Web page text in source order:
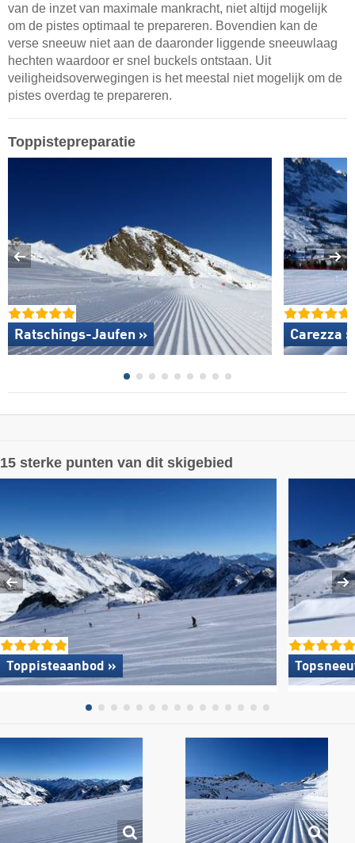
van de inzet van maximale mankracht, niet altijd mogelijk
om de pistes optimaal te prepareren. Bovendien kan de
verse sneeuw niet aan de daaronder liggende sneeuwlaag
hechten waardoor er snel buckels ontstaan. Uit
veiligheidsoverwegingen is het meestal niet mogelijk om de
pistes overdag te prepareren.
Toppistepreparatie
Ratschings-Jaufen » Carezza »
15 sterke punten van dit skigebied
Toppisteaanbod »